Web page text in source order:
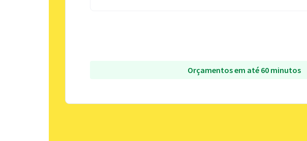
Orçamentos em até 60 minutos